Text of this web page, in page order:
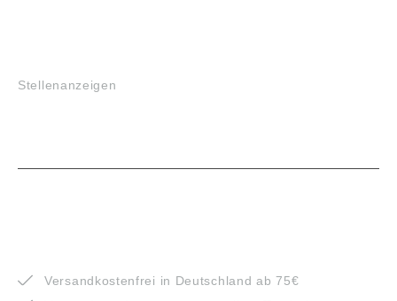
Stellenanzeigen
Versandkostenfrei in Deutschland ab 75€